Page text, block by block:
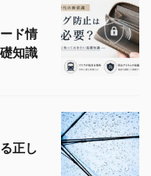
ド情
知識
正し